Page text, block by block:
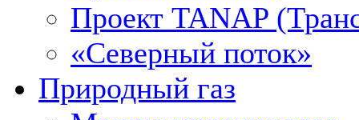
Проект TANAP
«Северный поток»
Природный газ